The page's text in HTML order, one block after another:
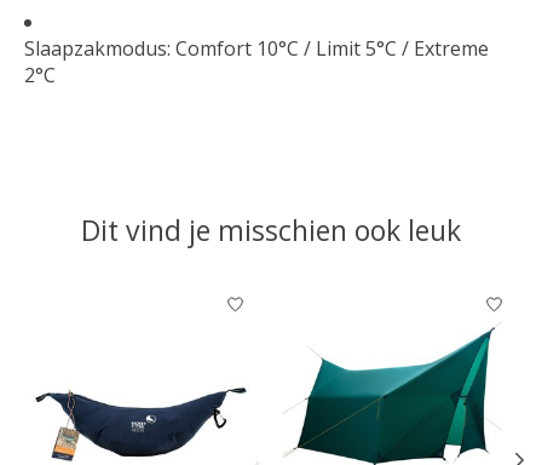
Slaapzakmodus: Comfort 10°C / Limit 5°C / Extreme
2°C
Dit vind je misschien ook leuk
Items van productcarrousel